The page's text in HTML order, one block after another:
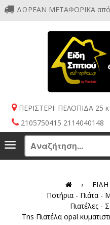
ΔΩΡΕΑΝ ΜΕΤΑΦΟΡΙΚΑ από
ΠΕΡΙΣΤΕΡΙ: ΠΕΛΟΠΙΔΑ 25
2105750415 2114040148
Menu
›
Ποτήρια - Πιάτα -
Πιατέλες -
Tns Πιατέλα opal